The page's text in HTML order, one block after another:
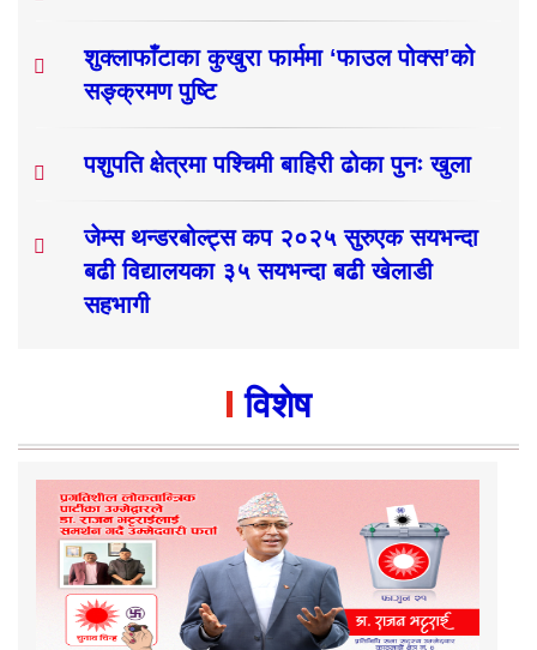
शुक्लाफाँटाका कुखुरा फार्ममा ‘फाउल पोक्स’को
सङ्क्रमण पुष्टि
पशुपति क्षेत्रमा पश्चिमी बाहिरी ढोका पुनः खुला
जेम्स थन्डरबोल्ट्स कप २०२५ सुरुएक सयभन्दा
बढी विद्यालयका ३५ सयभन्दा बढी खेलाडी
सहभागी
विशेष